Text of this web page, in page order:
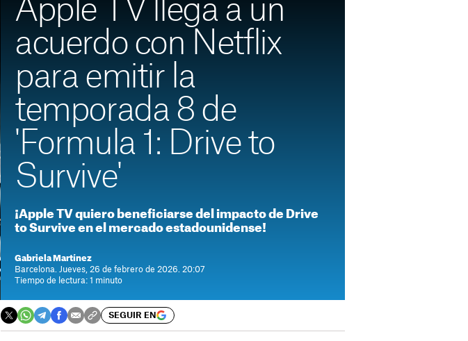
Apple TV llega a un
acuerdo con Netflix
para emitir la
temporada 8 de
'Formula 1: Drive to
Survive'
¡Apple TV quiero beneficiarse del impacto de Drive
to Survive en el mercado estadounidense!
Gabriela Martínez
Barcelona. Jueves, 26 de febrero de 2026. 20:07
Tiempo de lectura: 1 minuto
SEGUIR EN